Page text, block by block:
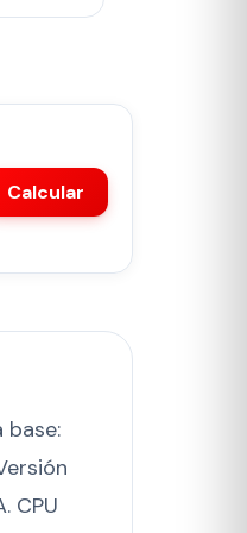
Calcular
base:
CPU